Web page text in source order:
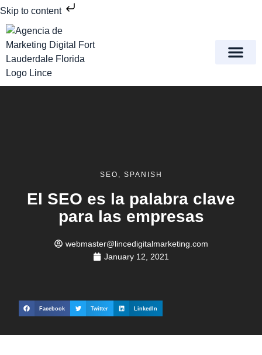
Skip to content
SEO , SPANISH
El SEO es la palabra clave
para las empresas
webmaster@lincedigitalmarketing.com
January 12, 2021
Facebook Twitter LinkedIn